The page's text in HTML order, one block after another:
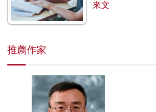
來文
推薦作家